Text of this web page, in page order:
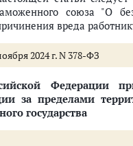
выборов,
деятельности
связанные с
инициативным
порядка
союза "О
вреда
2024 г. N 378-ФЗ
Федерации
за пределами
государства